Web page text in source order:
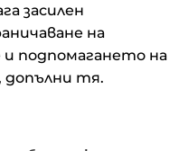
засилен
на
подпомагането на
допълни тя.